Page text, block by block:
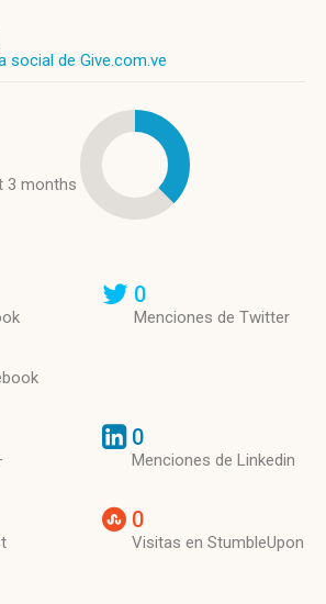
social de Give.com.ve
3 months
0
Menciones de Twitter
0
Menciones de Linkedin
0
Visitas en StumbleUpon